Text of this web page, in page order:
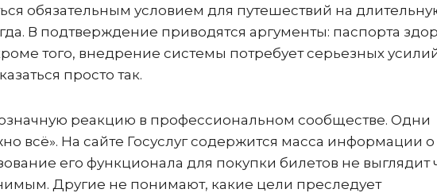
обязательным условием для путешествий на
В подтверждение приводятся аргументы: паспорта
того, внедрение системы потребует серьезных
просто так.
реакцию в профессиональном сообществе. Одни
всё». На сайте Госуслуг содержится масса информации о
его функционала для покупки билетов не выглядит
Другие не понимают, какие цели преследует